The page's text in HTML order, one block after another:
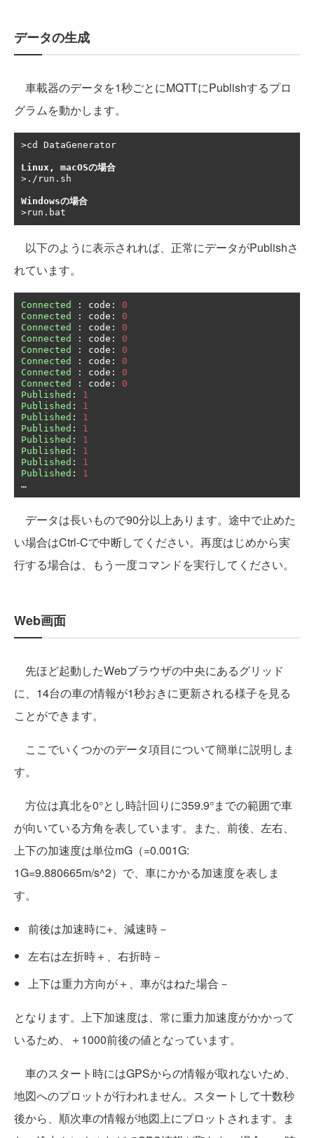
データの生成
車載器のデータを1秒ごとにMQTTにPublishするプロ
グラムを動かします。
>cd DataGenerator
Linux, macOSの場合
>./run.sh
Windowsの場合
以下のように表示されれば、正常にデータがPublishさ
れています。
Connected : code :
0
Connected
: code :
0
Connected
: code :
0
Connected
: code :
0
Connected
: code :
0
Connected
: code :
0
Connected
: code :
0
Connected
: code :
0
Published :
1
Published :
1
Published :
1
Published :
1
Published :
1
Published :
1
Published :
1
Published :
1
…
データは長いもので90分以上あります。途中で止めた
い場合はCtrl-Cで中断してください。再度はじめから実
行する場合は、もう一度コマンドを実行してください。
Web画面
先ほど起動したWebブラウザの中央にあるグリッド
に、14台の車の情報が1秒おきに更新される様子を見る
ことができます。
ここでいくつかのデータ項目について簡単に説明しま
す。
方位は真北を0°とし時計回りに359.9°までの範囲で車
が向いている方角を表しています。また、前後、左右、
上下の加速度は単位mG（=0.001G:
1G=9.880665m/s^2）で、車にかかる加速度を表しま
す。
前後は加速時に+、減速時－
左右は左折時＋、右折時－
上下は重力方向が＋、車がはねた場合－
となります。上下加速度は、常に重力加速度がかかって
いるため、＋1000前後の値となっています。
車のスタート時にはGPSからの情報が取れないため、
地図へのプロットが行われません。スタートして十数秒
後から、順次車の情報が地図上にプロットされます。ま